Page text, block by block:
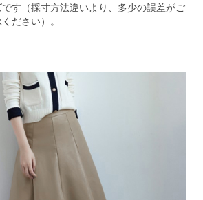
す（採寸方法違いより、多少の誤差がご
ださい）。